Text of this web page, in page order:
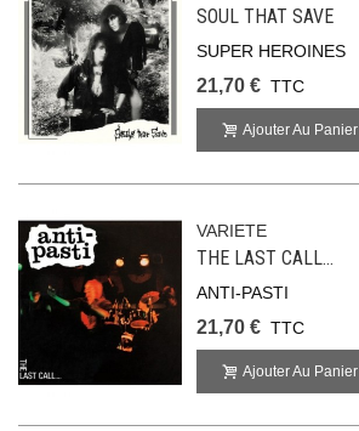
SOUL THAT SAVE
SUPER HEROINES
21,70 € TTC
Ajouter Au Panier
VARIETE
THE LAST CALL...
ANTI-PASTI
21,70 € TTC
Ajouter Au Panier